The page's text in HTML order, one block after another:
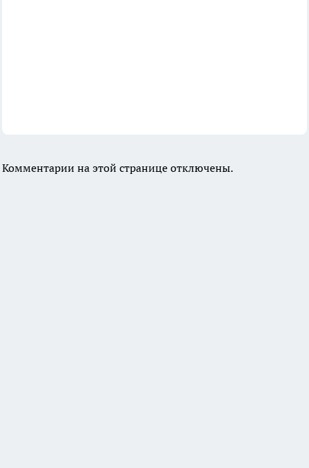
Комментарии на этой странице отключены.